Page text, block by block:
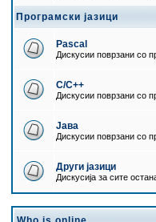
Програмски јазици
Pascal
Дискусии поврзани со
C/C++
Дискусии поврзани со
Јава
Дискусии поврзани со
Други јазици
Дискусија за сите